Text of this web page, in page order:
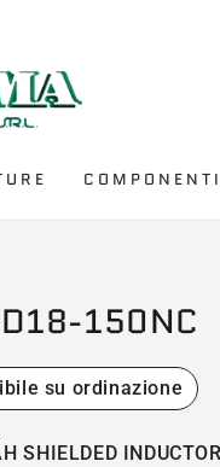
150NC
su ordinazione
SHIELDED